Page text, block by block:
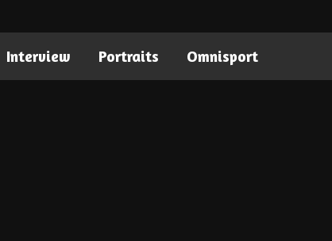
Interview Portraits Omnisport